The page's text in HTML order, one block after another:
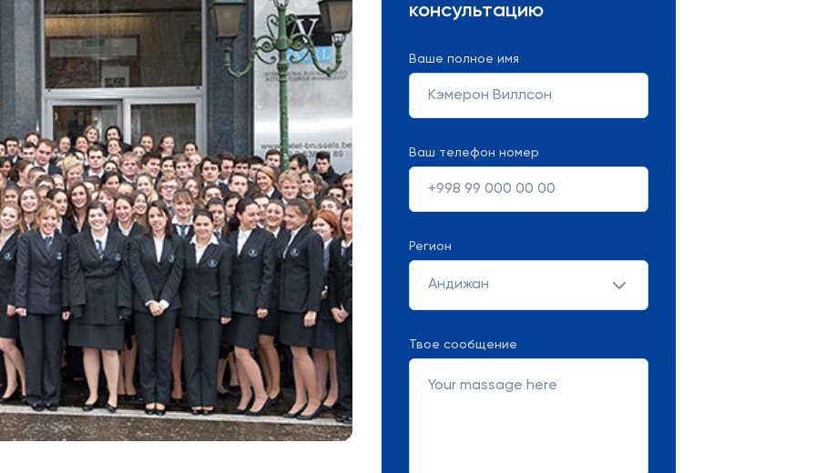
консультацию
Ваше полное имя
Ваш телефон номер
Регион
Андижан
Твое сообщение